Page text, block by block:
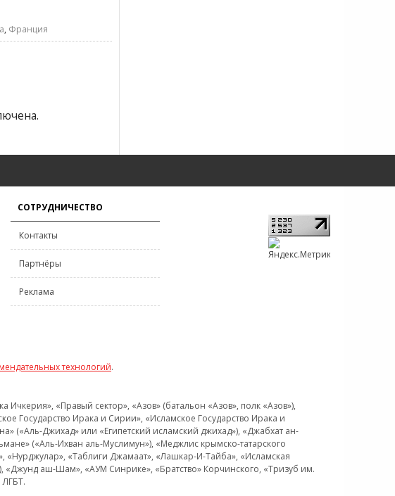
, Франция
СОТРУДНИЧЕСТВО
Контакты
Партнёры
Реклама
технологий.
«Правый сектор», «Азов» (батальон «Азов», полк «Азов»),
Государство Ирака и Сирии», «Исламское Государство Ирака и
(«Аль-Джихад» или «Египетский исламский джихад»), «Джабхат ан-
(«Аль-Ихван аль-Муслимун»), «Меджлис крымско-татарского
«Нурджулар», «Таблиги Джамаат», «Лашкар-И-Тайба», «Исламская
«Джунд аш-Шам», «АУМ Синрике», «Братство» Корчинского, «Тризуб им.